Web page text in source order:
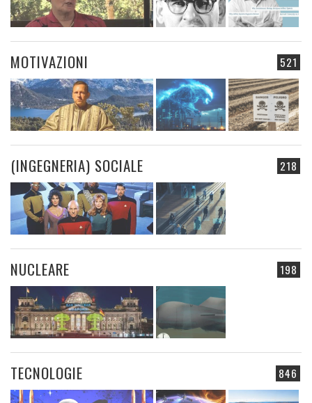
521
MOTIVAZIONI
218
(INGEGNERIA) SOCIALE
198
NUCLEARE
846
TECNOLOGIE